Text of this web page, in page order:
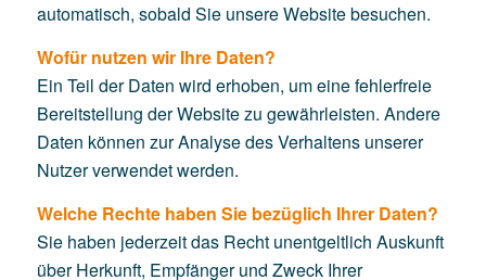
automatisch, sobald Sie unsere Website besuchen.
Wofür nutzen wir Ihre Daten?
Ein Teil der Daten wird erhoben, um eine fehlerfreie
Bereitstellung der Website zu gewährleisten. Andere
Daten können zur Analyse des Verhaltens unserer
Nutzer verwendet werden.
Welche Rechte haben Sie bezüglich Ihrer Daten?
Sie haben jederzeit das Recht unentgeltlich Auskunft
über Herkunft, Empfänger und Zweck Ihrer